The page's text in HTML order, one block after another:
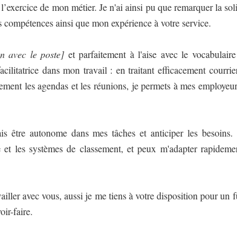
de mon métier. Je n'ai ainsi pu que remarquer la
ainsi que mon expérience à votre service.
avec le poste] et parfaitement à l'aise avec le
dans mon travail : en traitant efficacement
les agendas et les réunions, je permets à mes
être autonome dans mes tâches et anticiper les
les systèmes de classement, et peux m'adapter
avec vous, aussi je me tiens à votre disposition pour un
faire.